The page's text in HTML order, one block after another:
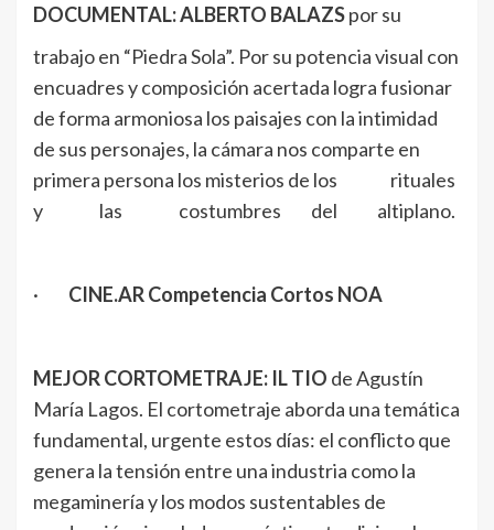
DOCUMENTAL: ALBERTO BALAZSpor su
trabajo en “Piedra Sola”. Por su potencia visual con
encuadres y composición acertada logra fusionar
de forma armoniosa los paisajes con la intimidad
de sus personajes, la cámara nos comparte en
primera persona los misterios de los rituales
y las costumbres del altiplano.
· CINE.AR Competencia Cortos NOA
MEJOR CORTOMETRAJE: IL TIO de Agustín
María Lagos. El cortometraje aborda una temática
fundamental, urgente estos días: el conflicto que
genera la tensión entre una industria como la
megaminería y los modos sustentables de